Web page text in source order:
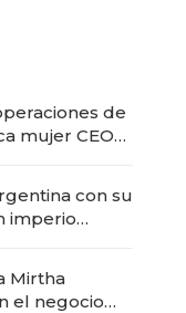
de
mujer CEO
con su
imperio
Mirtha
el negocio